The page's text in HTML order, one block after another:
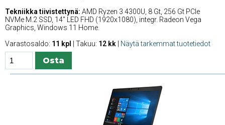
Tekniikka tiivistettynä: AMD Ryzen 3 4300U, 8 Gt, 256 Gt PCIe
NVMe M.2 SSD, 14'' LED FHD (1920x1080), integr. Radeon Vega
Graphics, Windows 11 Home.
Varastosaldo: 11 kpl | Takuu: 12 kk Näytä tarkemmat tuotetiedot